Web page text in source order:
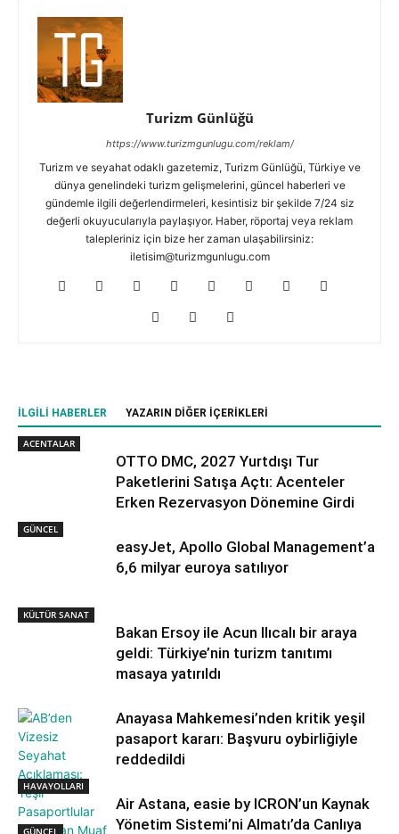
Turizm Günlüğü
https://www.turizmgunlugu.com/reklam/
Turizm ve seyahat odaklı gazetemiz, Turizm Günlüğü, Türkiye ve
dünya genelindeki turizm gelişmelerini, güncel haberleri ve
gündemle ilgili değerlendirmeleri, kesintisiz bir şekilde 7/24 siz
değerli okuyucularıyla paylaşıyor. Haber, röportaj veya reklam
talepleriniz için bize her zaman ulaşabilirsiniz:
iletisim@turizmgunlugu.com
İLGILI HABERLER YAZARIN DIĞER İÇERIKLERI
ACENTALAR
OTTO DMC, 2027 Yurtdışı Tur
Paketlerini Satışa Açtı: Acenteler
Erken Rezervasyon Dönemine Girdi
GÜNCEL
easyJet, Apollo Global Management’a
6,6 milyar euroya satılıyor
KÜLTÜR SANAT
Bakan Ersoy ile Acun Ilıcalı bir araya
geldi: Türkiye’nin turizm tanıtımı
masaya yatırıldı
GÜNCEL
Anayasa Mahkemesi’nden kritik yeşil
pasaport kararı: Başvuru oybirliğiyle
reddedildi
HAVAYOLLARI
Air Astana, easie by ICRON’un Kaynak
Yönetim Sistemi’ni Almatı’da Canlıya